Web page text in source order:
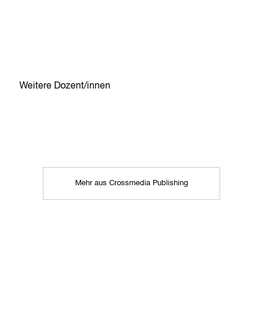
Weitere Dozent/innen
Mehr aus Crossmedia Publishing